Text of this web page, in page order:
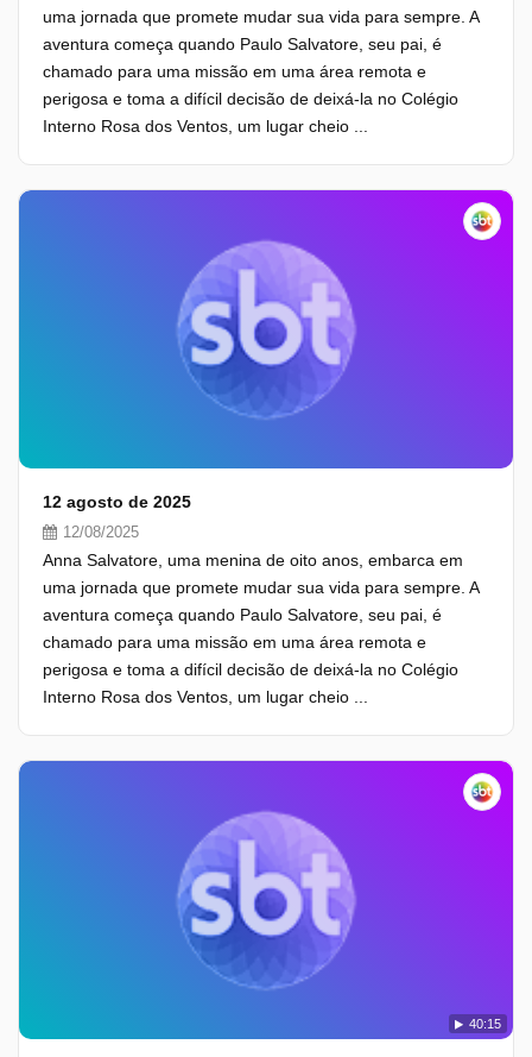
uma jornada que promete mudar sua vida para sempre. A
aventura começa quando Paulo Salvatore, seu pai, é
chamado para uma missão em uma área remota e
perigosa e toma a difícil decisão de deixá-la no Colégio
Interno Rosa dos Ventos, um lugar cheio ...
12 agosto de 2025
12/08/2025
Anna Salvatore, uma menina de oito anos, embarca em
uma jornada que promete mudar sua vida para sempre. A
aventura começa quando Paulo Salvatore, seu pai, é
chamado para uma missão em uma área remota e
perigosa e toma a difícil decisão de deixá-la no Colégio
Interno Rosa dos Ventos, um lugar cheio ...
40:15